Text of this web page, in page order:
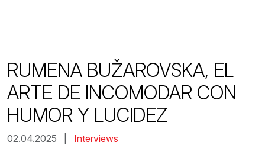
RUMENA BUŽAROVSKA, EL
ARTE DE INCOMODAR CON
HUMOR Y LUCIDEZ
02.04.2025 | Interviews